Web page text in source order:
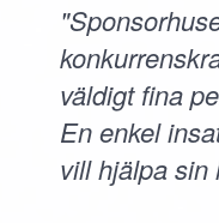
väldigt fina
En enkel
vill hjälpa sin